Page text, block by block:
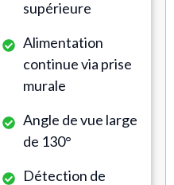
supérieure
Alimentation
continue via prise
murale
Angle de vue large
de 130°
Détection de